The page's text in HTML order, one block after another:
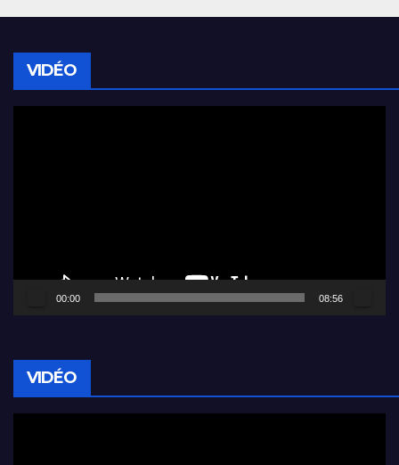
VIDÉO
00:00 08:56
VIDÉO